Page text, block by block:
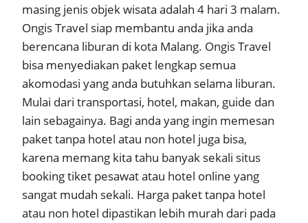
masing jenis objek wisata adalah 4 hari 3 malam.
Ongis Travel siap membantu anda jika anda
berencana liburan di kota Malang. Ongis Travel
bisa menyediakan paket lengkap semua
akomodasi yang anda butuhkan selama liburan.
Mulai dari transportasi, hotel, makan, guide dan
lain sebagainya. Bagi anda yang ingin memesan
paket tanpa hotel atau non hotel juga bisa,
karena memang kita tahu banyak sekali situs
booking tiket pesawat atau hotel online yang
sangat mudah sekali. Harga paket tanpa hotel
atau non hotel dipastikan lebih murah dari pada